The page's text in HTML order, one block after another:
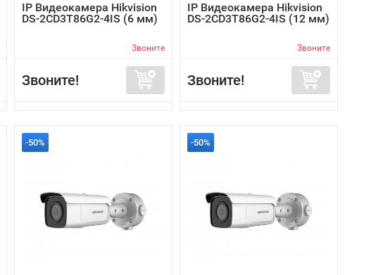
IP Видеокамера Hikvision
DS-2CD3T86G2-4IS (6 мм)
Звоните
Звоните!
IP Видеокамера Hikvision
DS-2CD3T86G2-4IS (12 мм)
Звоните
Звоните!
-50% -50%